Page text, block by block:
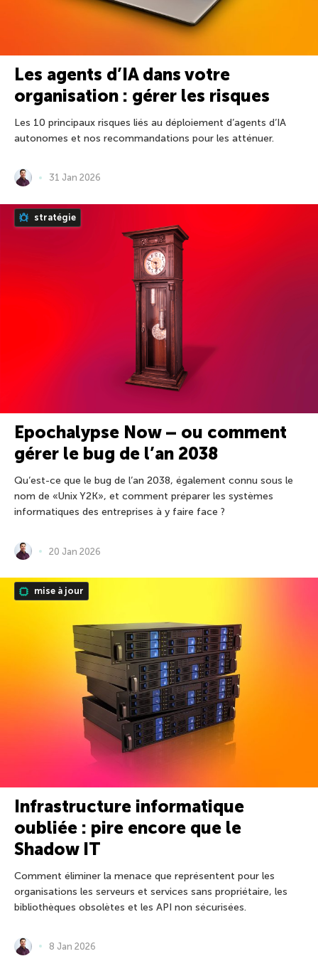
Les agents d’IA dans votre
organisation : gérer les risques
Les 10 principaux risques liés au déploiement d’agents d’IA
autonomes et nos recommandations pour les atténuer.
31 Jan 2026
stratégie
Epochalypse Now – ou comment
gérer le bug de l’an 2038
Qu’est-ce que le bug de l’an 2038, également connu sous le
nom de «Unix Y2K», et comment préparer les systèmes
informatiques des entreprises à y faire face ?
20 Jan 2026
mise à jour
Infrastructure informatique
oubliée : pire encore que le
Shadow IT
Comment éliminer la menace que représentent pour les
organisations les serveurs et services sans propriétaire, les
bibliothèques obsolètes et les API non sécurisées.
8 Jan 2026